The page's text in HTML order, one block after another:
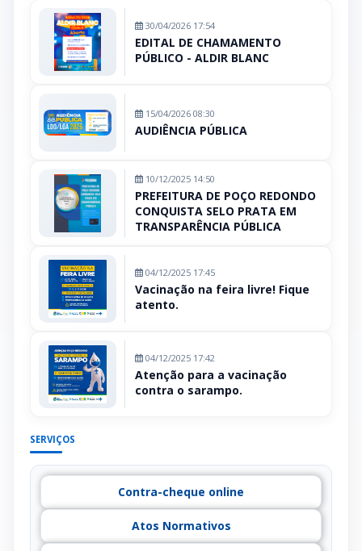
30/04/2026 17:54
EDITAL DE CHAMAMENTO
PÚBLICO - ALDIR BLANC
15/04/2026 08:30
AUDIÊNCIA PÚBLICA
10/12/2025 14:50
PREFEITURA DE POÇO REDONDO
CONQUISTA SELO PRATA EM
TRANSPARÊNCIA PÚBLICA
04/12/2025 17:45
Vacinação na feira livre! Fique
atento.
04/12/2025 17:42
Atenção para a vacinação
contra o sarampo.
SERVIÇOS
Contra-cheque online
Atos Normativos